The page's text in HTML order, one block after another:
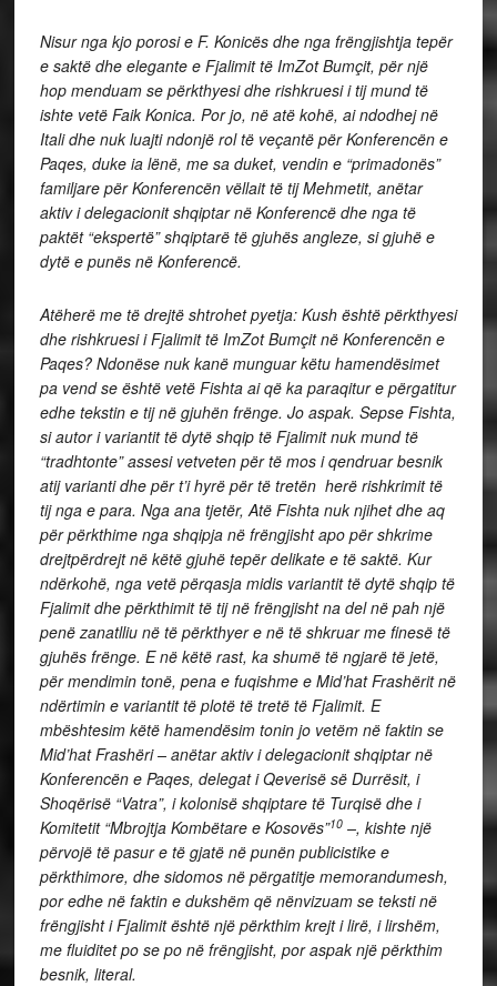
Nisur nga kjo porosi e F. Konicës dhe nga frëngjishtja tepër
e saktë dhe elegante e Fjalimit të ImZot Bumçit, për një
hop menduam se përkthyesi dhe rishkruesi i tij mund të
ishte vetë Faik Konica. Por jo, në atë kohë, ai ndodhej në
Itali dhe nuk luajti ndonjë rol të veçantë për Konferencën e
Paqes, duke ia lënë, me sa duket, vendin e “primadonës”
familjare për Konferencën vëllait të tij Mehmetit, anëtar
aktiv i delegacionit shqiptar në Konferencë dhe nga të
paktët “ekspertë” shqiptarë të gjuhës angleze, si gjuhë e
dytë e punës në Konferencë.
Atëherë me të drejtë shtrohet pyetja: Kush është përkthyesi
dhe rishkruesi i Fjalimit të ImZot Bumçit në Konferencën e
Paqes? Ndonëse nuk kanë munguar këtu hamendësimet
pa vend se është vetë Fishta ai që ka paraqitur e përgatitur
edhe tekstin e tij në gjuhën frënge. Jo aspak. Sepse Fishta,
si autor i variantit të dytë shqip të Fjalimit nuk mund të
“tradhtonte” assesi vetveten për të mos i qendruar besnik
atij varianti dhe për t’i hyrë për të tretën herë rishkrimit të
tij nga e para. Nga ana tjetër, Atë Fishta nuk njihet dhe aq
për përkthime nga shqipja në frëngjisht apo për shkrime
drejtpërdrejt në këtë gjuhë tepër delikate e të saktë. Kur
ndërkohë, nga vetë përqasja midis variantit të dytë shqip të
Fjalimit dhe përkthimit të tij në frëngjisht na del në pah një
penë zanatlliu në të përkthyer e në të shkruar me finesë të
gjuhës frënge. E në këtë rast, ka shumë të ngjarë të jetë,
për mendimin tonë, pena e fuqishme e Mid’hat Frashërit në
ndërtimin e variantit të plotë të tretë të Fjalimit. E
mbështesim këtë hamendësim tonin jo vetëm në faktin se
Mid’hat Frashëri – anëtar aktiv i delegacionit shqiptar në
Konferencën e Paqes, delegat i Qeverisë së Durrësit, i
Shoqërisë “Vatra”, i kolonisë shqiptare të Turqisë dhe i
Komitetit “Mbrojtja Kombëtare e Kosovës”10–, kishte një
përvojë të pasur e të gjatë në punën publicistike e
përkthimore, dhe sidomos në përgatitje memorandumesh,
por edhe në faktin e dukshëm që nënvizuam se teksti në
frëngjisht i Fjalimit është një përkthim krejt i lirë, i lirshëm,
me fluiditet po se po në frëngjisht, por aspak një përkthim
besnik, literal.